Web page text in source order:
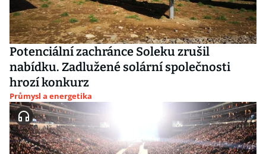
Potenciální zachránce Soleku zrušil
nabídku. Zadlužené solární společnosti
hrozí konkurz
Průmysl a energetika